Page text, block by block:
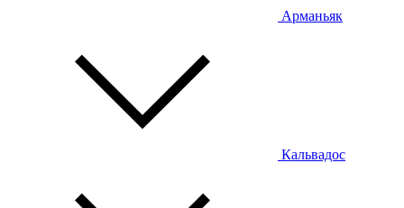
Арманьяк
Кальвадос